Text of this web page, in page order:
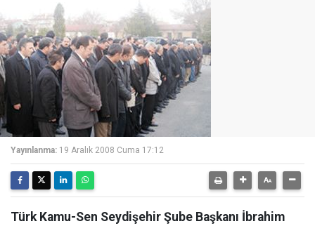
Yayınlanma: 19 Aralık 2008 Cuma 17:12
Türk Kamu-Sen Seydişehir Şube Başkanı İbrahim